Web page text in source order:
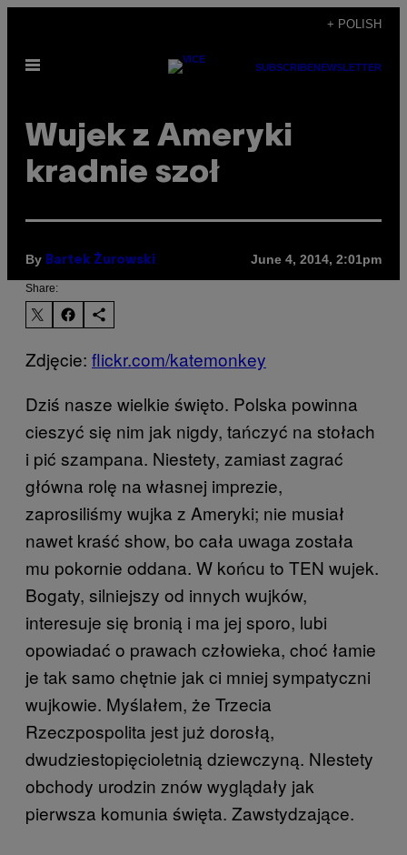
content
+ POLISH
Open
SUBSCRIBENEWSLETTER
Wujek z Ameryki
kradnie szoł
By Bartek Żurowski June 4, 2014, 2:01pm
Share:
Zdjęcie: flickr.com/katemonkey
Dziś nasze wielkie święto. Polska powinna
cieszyć się nim jak nigdy, tańczyć na stołach
i pić szampana. Niestety, zamiast zagrać
główna rolę na własnej imprezie,
zaprosiliśmy wujka z Ameryki; nie musiał
nawet kraść show, bo cała uwaga została
mu pokornie oddana. W końcu to TEN wujek.
Bogaty, silniejszy od innych wujków,
interesuje się bronią i ma jej sporo, lubi
opowiadać o prawach człowieka, choć łamie
je tak samo chętnie jak ci mniej sympatyczni
wujkowie. Myślałem, że Trzecia
Rzeczpospolita jest już dorosłą,
dwudziestopięcioletnią dziewczyną. NIestety
obchody urodzin znów wyglądały jak
pierwsza komunia święta. Zawstydzające.